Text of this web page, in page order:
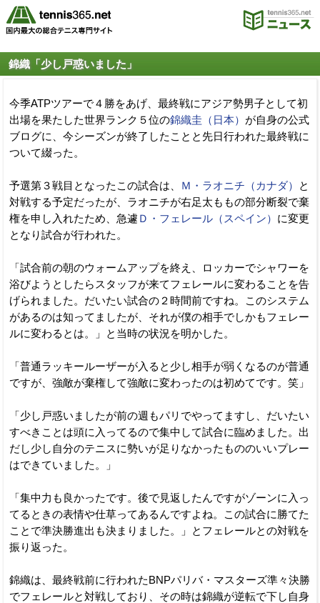
錦織「少し戸惑いました」
今季ATPツアーで４勝をあげ、最終戦にアジア勢男子として初
出場を果たした世界ランク５位の錦織圭（日本） が自身の公式
ブログに、今シーズンが終了したことと先日行われた最終戦に
ついて綴った。
予選第３戦目となったこの試合は、 Ｍ・ラオニチ（カナダ）
と
対戦する予定だったが、ラオニチが右足太ももの部分断裂で棄
権を申し入れたため、急遽 Ｄ・フェレール（スペイン） に変更
となり試合が行われた。
「試合前の朝のウォームアップを終え、ロッカーでシャワーを
浴びようとしたらスタッフが来てフェレールに変わることを告
げられました。だいたい試合の２時間前ですね。このシステム
があるのは知ってましたが、それが僕の相手でしかもフェレー
ルに変わるとは。」と当時の状況を明かした。
「普通ラッキールーザーが入ると少し相手が弱くなるのが普通
ですが、強敵が棄権して強敵に変わったのは初めてです。笑」
「少し戸惑いましたが前の週もパリでやってますし、だいたい
すべきことは頭に入ってるので集中して試合に臨めました。出
だし少し自分のテニスに勢いが足りなかったもののいいプレー
はできていました。」
「集中力も良かったです。後で見返したんですがゾーンに入っ
てるときの表情や仕草ってあるんですよね。この試合に勝てた
ことで準決勝進出も決まりました。」とフェレールとの対戦を
振り返った。
錦織は、最終戦前に行われたBNPパリバ・マスターズ準々決勝
でフェレールと対戦しており、その時は錦織が逆転で下し自身